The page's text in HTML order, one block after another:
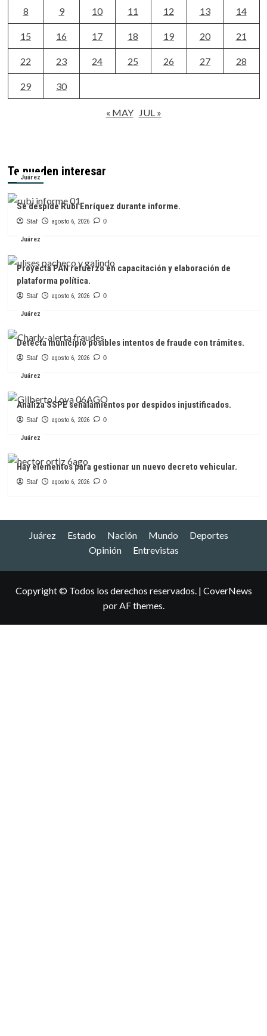
8 9 10 11 12 13 14
15 16 17 18 19 20 21
22 23 24 25 26 27 28
29 30
« MAY JUL »
Te pueden interesar
Juárez
Se despide Rubí Enríquez durante informe.
Staf agosto 6, 2026 0
Juárez
Proyecta PAN refuerzo en capacitación y elaboración de
plataforma política.
Staf agosto 6, 2026 0
Juárez
Detecta municipio posibles intentos de fraude con trámites.
Staf agosto 6, 2026 0
Juárez
Analiza SSPE señalamientos por despidos injustificados.
Staf agosto 6, 2026 0
Juárez
Hay elementos para gestionar un nuevo decreto vehicular.
Staf agosto 6, 2026 0
Juárez Estado Nación Mundo
Deportes
Opinión
Entrevistas
Copyright © Todos los derechos reservados. | CoverNews
por AF themes.